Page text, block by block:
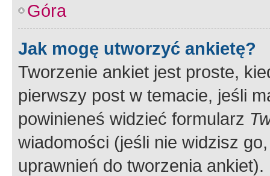
Góra
Jak mogę utworzyć ankietę?
Tworzenie ankiet jest proste,
pierwszy post w temacie, jeśli
powinieneś widzieć formularz
wiadomości (jeśli nie widzisz
uprawnień do tworzenia